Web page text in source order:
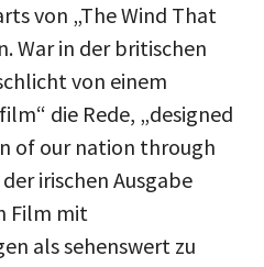
von „The Wind That
War in der britischen
von einem
die Rede, „designed
of our nation through
irischen Ausgabe
Film mit
als sehenswert zu